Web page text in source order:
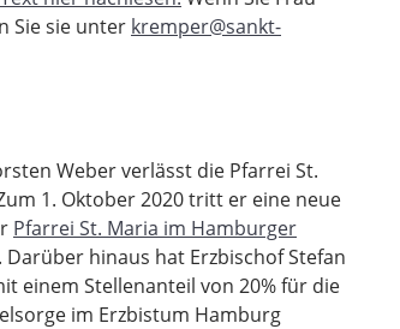
Sie sie unter kremper@sankt-
Weber verlässt die Pfarrei St.
1. Oktober 2020 tritt er eine neue
Pfarrei St. Maria im Hamburger
Darüber hinaus hat Erzbischof Stefan
einem Stellenanteil von 20% für die
im Erzbistum Hamburg